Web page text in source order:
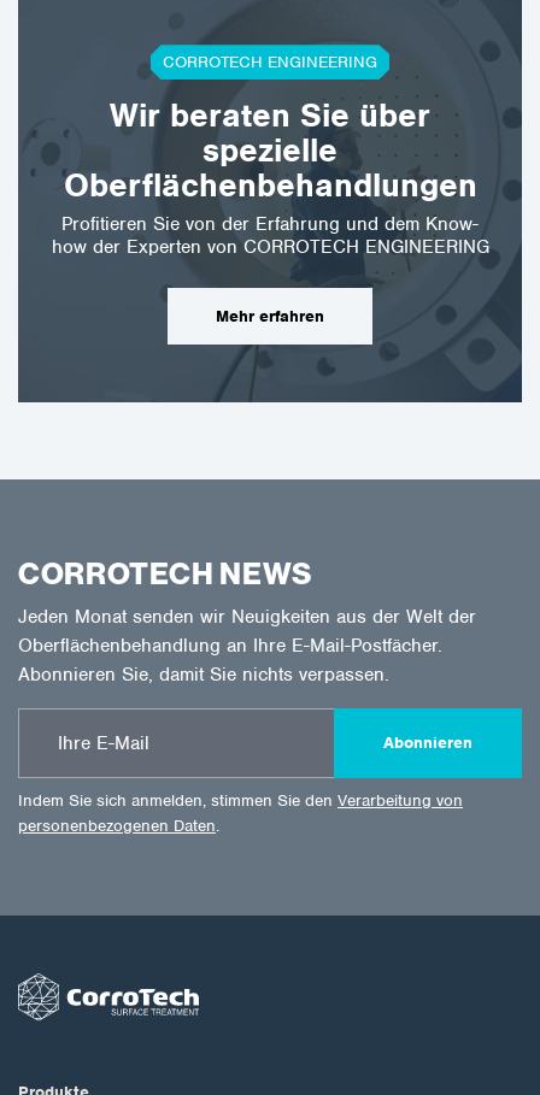
CORROTECH ENGINEERING
Wir beraten Sie über
spezielle
Oberflächenbehandlungen
Profitieren Sie von der Erfahrung und dem Know-
how der Experten von CORROTECH ENGINEERING
Mehr erfahren
CORROTECH NEWS
Jeden Monat senden wir Neuigkeiten aus der Welt der
Oberflächenbehandlung an Ihre E-Mail-Postfächer.
Abonnieren Sie, damit Sie nichts verpassen.
Abonnieren
Indem Sie sich anmelden, stimmen Sie den Verarbeitung von
personenbezogenen Daten.